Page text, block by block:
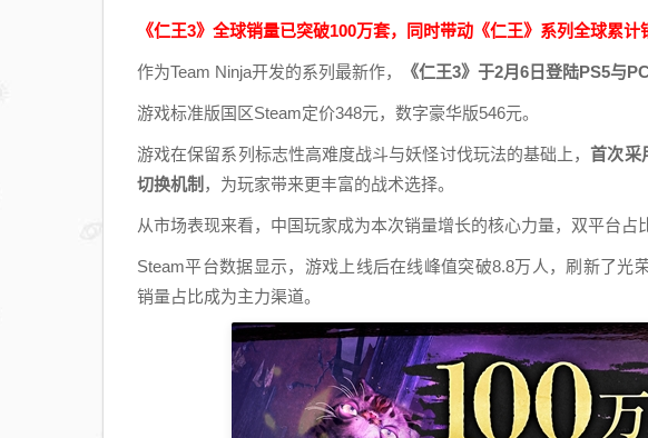
《仁王3》全球销量已突破100万套，同时带动《仁王》系列全球累
作为Team Ninja开发的系列最新作， 《仁王3》于2月6日登陆PS5与
游戏标准版国区Steam定价348元，数字豪华版546元。
游戏在保留系列标志性高难度战斗与妖怪讨伐玩法的基础上，首次采
切换机制 ，为玩家带来更丰富的战术选择。
从市场表现来看，中国玩家成为本次销量增长的核心力量，双平台占
Steam平台数据显示，游戏上线后在线峰值突破8.8万人，刷新了光
销量占比成为主力渠道。